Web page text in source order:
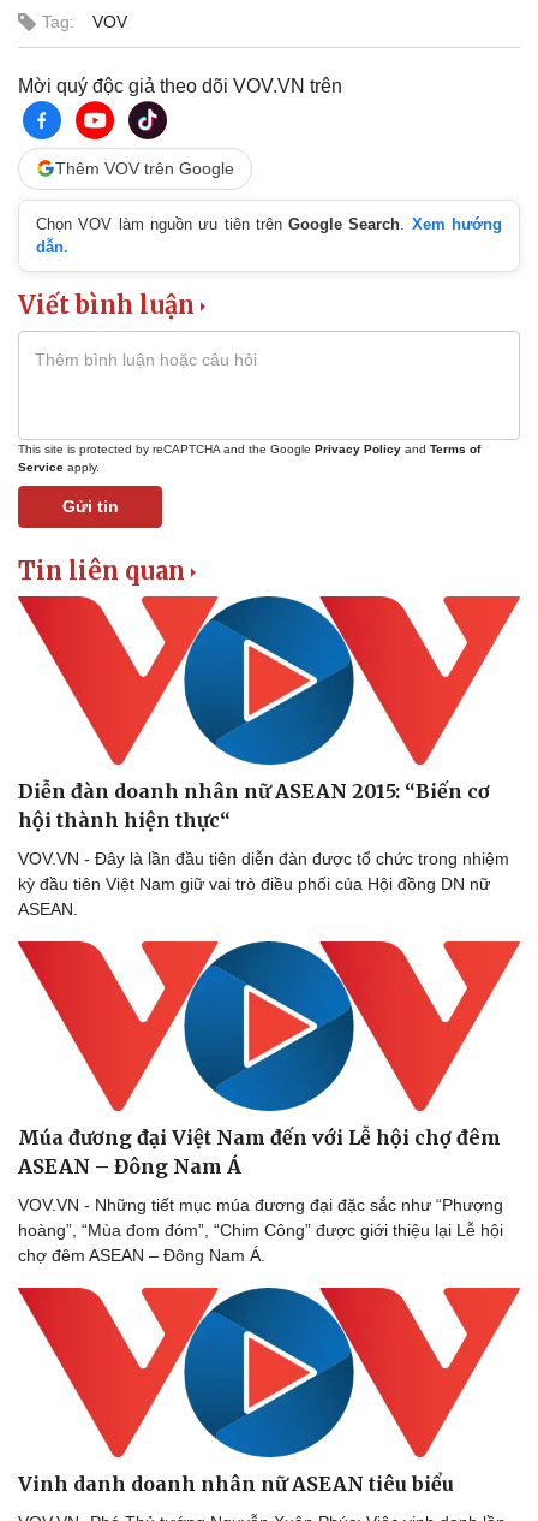
Khởi nghiệp
Giá cà phê
Vụ án
Tư vấn luật
Quân sự - Quốc phòng
Phân tích
Tag: VOV
Mời quý độc giả theo dõi VOV.VN trên
Thêm VOV trên Google
Chọn VOV làm nguồn ưu tiên trênGoogle Search
Xem hướng
dẫn.
Viết bình luận
This site is protected by reCAPTCHA and the Google Privacy Policy and Terms of
Service apply.
Gửi tin
Tin liên quan
Diễn đàn doanh nhân nữ ASEAN 2015: “Biến cơ
hội thành hiện thực“
VOV.VN - Đây là lần đầu tiên diễn đàn được tổ chức trong nhiệm
kỳ đầu tiên Việt Nam giữ vai trò điều phối của Hội đồng DN nữ
ASEAN.
Múa đương đại Việt Nam đến với Lễ hội chợ đêm
ASEAN – Đông Nam Á
VOV.VN - Những tiết mục múa đương đại đặc sắc như “Phượng
hoàng”, “Mùa đom đóm”, “Chim Công” được giới thiệu lại Lễ hội
chợ đêm ASEAN – Đông Nam Á.
Vinh danh doanh nhân nữ ASEAN tiêu biểu